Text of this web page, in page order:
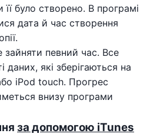
було створено. В програмі
дата й час створення
зайняти певний час. Все
даних, які зберігаються на
iPod touch. Прогрес
внизу програми
за допомогою iTunes